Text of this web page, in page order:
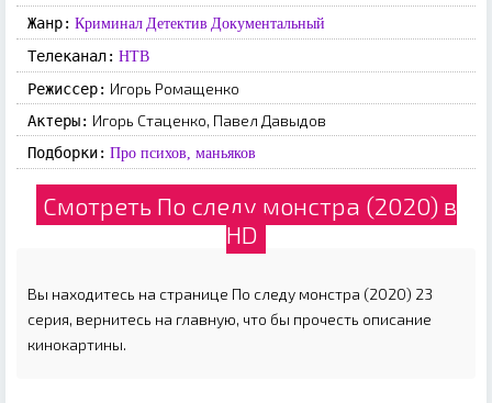
Жанр: Криминал Детектив Документальный
Телеканал: НТВ
Режиссер: Игорь Ромащенко
Актеры: Игорь Стаценко, Павел Давыдов
Подборки: Про психов, маньяков
Смотреть По следу монстра (2020) в
HD
Вы находитесь на странице По следу монстра (2020) 23
серия, вернитесь на главную, что бы прочесть описание
кинокартины.